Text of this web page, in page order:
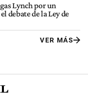
Lynch por un
debate de la Ley de
VER MÁS